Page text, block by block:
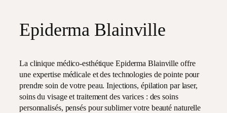
Epiderma Blainville
La clinique médico-esthétique Epiderma Blainville offre
une expertise médicale et des technologies de pointe pour
prendre soin de votre peau. Injections, épilation par laser,
soins du visage et traitement des varices : des soins
personnalisés, pensés pour sublimer votre beauté naturelle